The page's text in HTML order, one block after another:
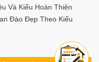
Và Kiểu Hoàn Thiện
Đào Đẹp Theo Kiểu